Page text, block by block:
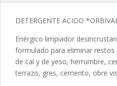
DETERGENTE ACIDO
Enérgico limpiador
formulado para eliminar
de cal y de yeso, herrumbre,
terrazo, gres, cemento, obre